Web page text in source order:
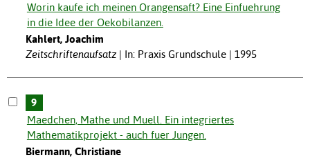
Worin kaufe ich meinen Orangensaft? Eine Einfuehrung
in die Idee der Oekobilanzen.
Kahlert, Joachim
Zeitschriftenaufsatz
In: Praxis Grundschule | 1995
9
Maedchen, Mathe und Muell. Ein integriertes
Mathematikprojekt - auch fuer Jungen.
Biermann, Christiane